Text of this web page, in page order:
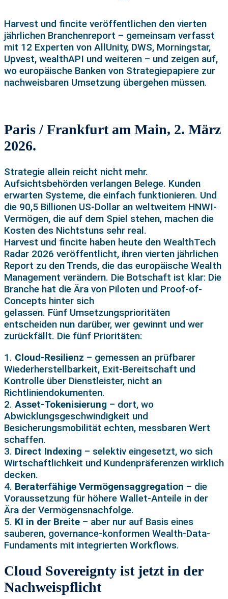
Harvest und fincite veröffentlichen den vierten
jährlichen Branchenreport – gemeinsam verfasst
mit 12 Experten von AllUnity, DWS, Morningstar,
Upvest, wealthAPI und weiteren – und zeigen auf,
wo europäische Banken von Strategiepapiere zur
nachweisbaren Umsetzung übergehen müssen.
Paris / Frankfurt am Main, 2. März
2026.
Strategie allein reicht nicht mehr.
Aufsichtsbehörden verlangen Belege. Kunden
erwarten Systeme, die einfach funktionieren. Und
die 90,5 Billionen US-Dollar an weltweitem HNWI-
Vermögen, die auf dem Spiel stehen, machen die
Kosten des Nichtstuns sehr real.
Harvest und fincite haben heute den WealthTech
Radar 2026 veröffentlicht, ihren vierten jährlichen
Report zu den Trends, die das europäische Wealth
Management verändern. Die Botschaft ist klar: Die
Branche hat die Ära von Piloten und Proof-of-
Concepts hinter sich
gelassen. Fünf Umsetzungsprioritäten
entscheiden nun darüber, wer gewinnt und wer
zurückfällt. Die fünf Prioritäten:
1. Cloud-Resilienz – gemessen an prüfbarer
Wiederherstellbarkeit, Exit-Bereitschaft und
Kontrolle über Dienstleister, nicht an
Richtliniendokumenten.
2. Asset-Tokenisierung – dort, wo
Abwicklungsgeschwindigkeit und
Besicherungsmobilität echten, messbaren Wert
schaffen.
3. Direct Indexing – selektiv eingesetzt, wo sich
Wirtschaftlichkeit und Kundenpräferenzen wirklich
decken.
4. Beraterfähige Vermögensaggregation – die
Voraussetzung für höhere Wallet-Anteile in der
Ära der Vermögensnachfolge.
5. KI in der Breite – aber nur auf Basis eines
sauberen, governance-konformen Wealth-Data-
Fundaments mit integrierten Workflows.
Cloud Sovereignty ist jetzt in der
Nachweispflicht